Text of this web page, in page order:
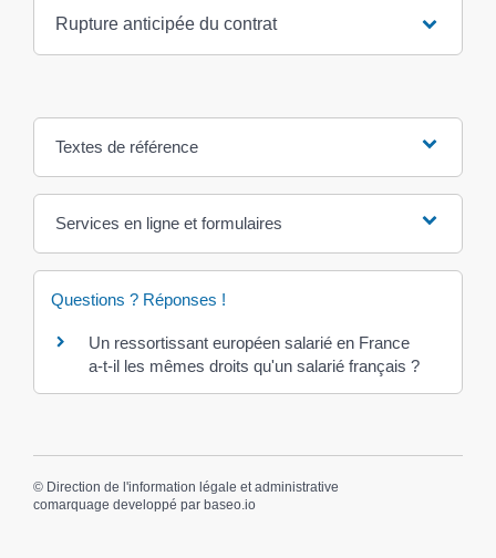
Rupture anticipée du contrat
Textes de référence
Services en ligne et formulaires
Questions ? Réponses !
Un ressortissant européen salarié en France
a-t-il les mêmes droits qu'un salarié français ?
© Direction de l'information légale et administrative
comarquage developpé par baseo.io